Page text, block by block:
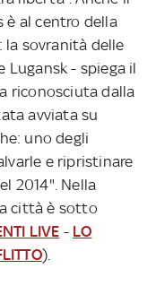
è al centro della
la sovranità delle
Lugansk - spiega il
riconosciuta dalla
avviata su
uno degli
e ripristinare
2014". Nella
città è sotto
LIVE - LO
).